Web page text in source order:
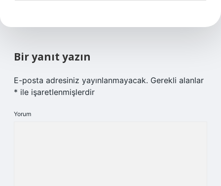
Bir yanıt yazın
E-posta adresiniz yayınlanmayacak. Gerekli alanlar
* ile işaretlenmişlerdir
Yorum